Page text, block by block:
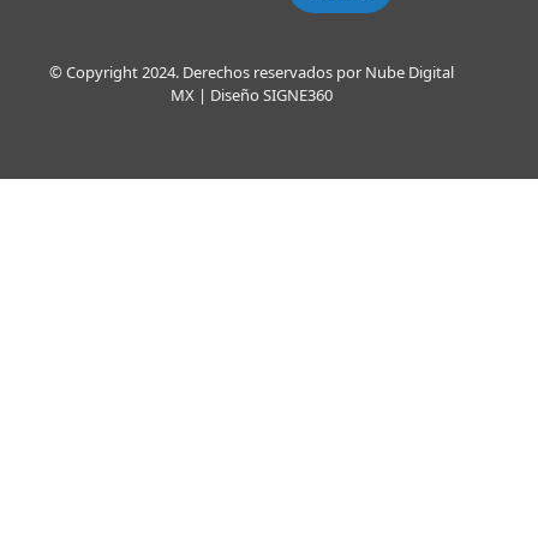
© Copyright 2024. Derechos reservados por Nube Digital
MX | Diseño SIGNE360